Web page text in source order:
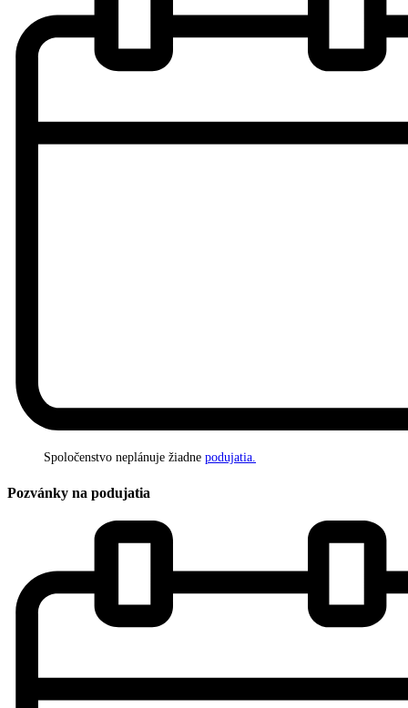
Spoločenstvo neplánuje žiadne podujatia.
Pozvánky na podujatia